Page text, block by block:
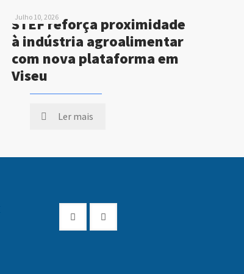
Julho 10, 2026
STEF reforça proximidade
à indústria agroalimentar
com nova plataforma em
Viseu
Ler mais